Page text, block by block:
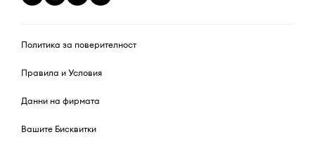
Политика за поверителност
Правила и Условия
Данни на фирмата
Вашите Бисквитки